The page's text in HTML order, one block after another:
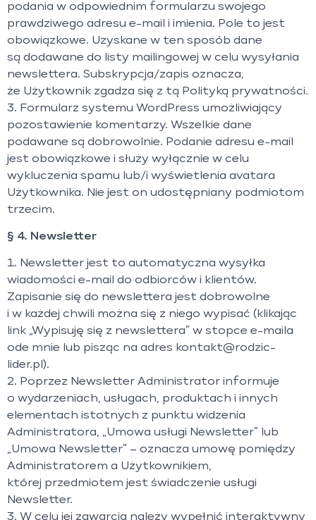
podania w odpowiednim formularzu swojego
prawdziwego adresu e-mail i imienia. Pole to jest
obowiązkowe. Uzyskane w ten sposób dane
są dodawane do listy mailingowej w celu wysyłania
newslettera. Subskrypcja/zapis oznacza,
że Użytkownik zgadza się z tą Polityką prywatności.
3. Formularz systemu WordPress umożliwiający
pozostawienie komentarzy. Wszelkie dane
podawane są dobrowolnie. Podanie adresu e-mail
jest obowiązkowe i służy wyłącznie w celu
wykluczenia spamu lub/i wyświetlenia avatara
Użytkownika. Nie jest on udostępniany podmiotom
trzecim.
§ 4. Newsletter
1. Newsletter jest to automatyczna wysyłka
wiadomości e-mail do odbiorców i klientów.
Zapisanie się do newslettera jest dobrowolne
i w każdej chwili można się z niego wypisać (klikając
link „Wypisuję się z newslettera” w stopce e-maila
ode mnie lub pisząc na adres kontakt@rodzic-
lider.pl).
2. Poprzez Newsletter Administrator informuje
o wydarzeniach, usługach, produktach i innych
elementach istotnych z punktu widzenia
Administratora, „Umowa usługi Newsletter” lub
„Umowa Newsletter” – oznacza umowę pomiędzy
Administratorem a Użytkownikiem,
której przedmiotem jest świadczenie usługi
Newsletter.
3. W celu jej zawarcia należy wypełnić interaktywny